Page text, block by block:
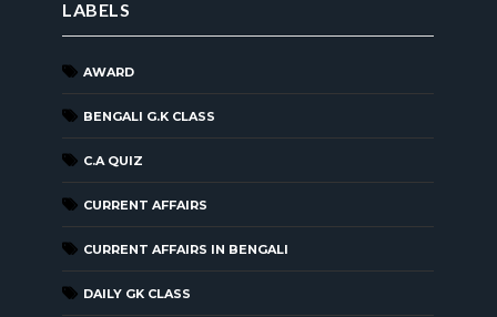
LABELS
AWARD
BENGALI G.K CLASS
C.A QUIZ
CURRENT AFFAIRS
CURRENT AFFAIRS IN BENGALI
DAILY GK CLASS